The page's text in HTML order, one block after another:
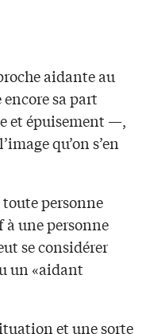
aidante au
sa part
et épuisement —,
qu’on s’en
personne
une personne
se considérer
un «aidant
et une sorte